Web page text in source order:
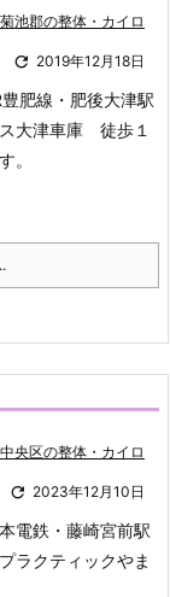
池郡の整体・カイロ
 2019年12月18日
肥線・肥後大津駅
大津車庫 徒歩１
。
央区の整体・カイロ
 2023年12月10日
電鉄・藤崎宮前駅
ラクティックやま